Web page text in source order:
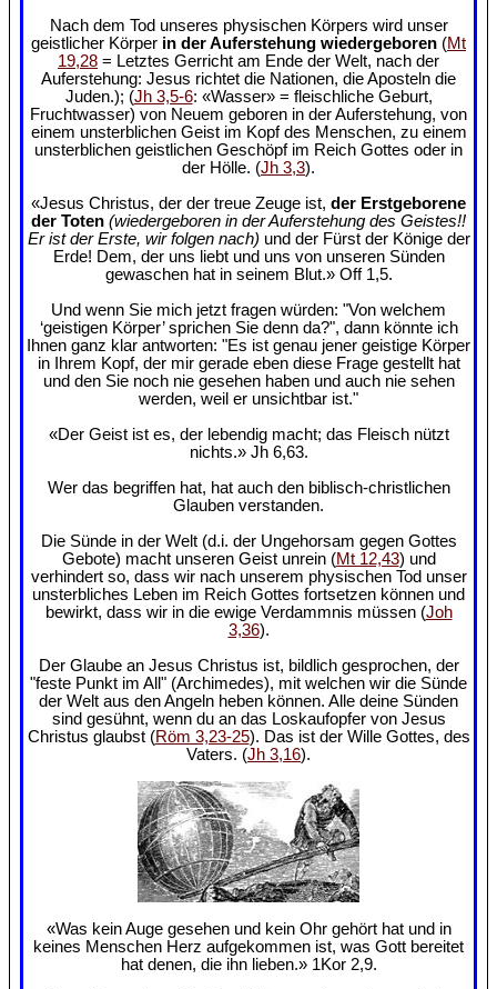
Nach dem Tod unseres physischen Körpers wird unser
geistlicher Körper in der Auferstehung wiedergeboren (Mt
19,28 = Letztes Gerricht am Ende der Welt, nach der
Auferstehung: Jesus richtet die Nationen, die Aposteln die
Juden.); (Jh 3,5-6: «Wasser» = fleischliche Geburt,
Fruchtwasser) von Neuem geboren in der Auferstehung, von
einem unsterblichen Geist im Kopf des Menschen, zu einem
unsterblichen geistlichen Geschöpf im Reich Gottes oder in
der Hölle. (Jh 3,3).
«Jesus Christus, der der treue Zeuge ist, der Erstgeborene
der Toten (wiedergeboren in der Auferstehung des Geistes!!
Er ist der Erste, wir folgen nach) und der Fürst der Könige der
Erde! Dem, der uns liebt und uns von unseren Sünden
gewaschen hat in seinem Blut.» Off 1,5.
Und wenn Sie mich jetzt fragen würden: "Von welchem
‘geistigen Körper’ sprichen Sie denn da?", dann könnte ich
Ihnen ganz klar antworten: "Es ist genau jener geistige Körper
in Ihrem Kopf, der mir gerade eben diese Frage gestellt hat
und den Sie noch nie gesehen haben und auch nie sehen
werden, weil er unsichtbar ist."
«Der Geist ist es, der lebendig macht; das Fleisch nützt
nichts.» Jh 6,63.
Wer das begriffen hat, hat auch den biblisch-christlichen
Glauben verstanden.
Die Sünde in der Welt (d.i. der Ungehorsam gegen Gottes
Gebote) macht unseren Geist unrein (Mt 12,43) und
verhindert so, dass wir nach unserem physischen Tod unser
unsterbliches Leben im Reich Gottes fortsetzen können und
bewirkt, dass wir in die ewige Verdammnis müssen (Joh
3,36).
Der Glaube an Jesus Christus ist, bildlich gesprochen, der
"feste Punkt im All" (Archimedes), mit welchen wir die Sünde
der Welt aus den Angeln heben können. Alle deine Sünden
sind gesühnt, wenn du an das Loskaufopfer von Jesus
Christus glaubst (Röm 3,23-25). Das ist der Wille Gottes, des
Vaters. (Jh 3,16).
«Was kein Auge gesehen und kein Ohr gehört hat und in
keines Menschen Herz aufgekommen ist, was Gott bereitet
hat denen, die ihn lieben.» 1Kor 2,9.